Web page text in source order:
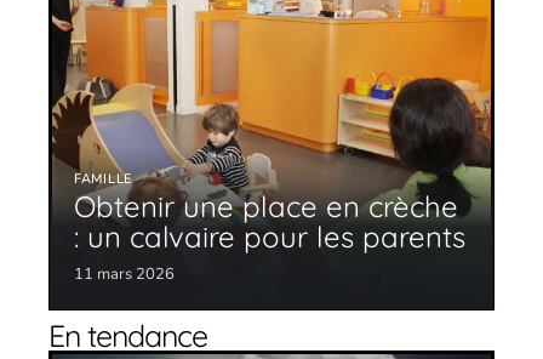
FAMILLE
Obtenir une place en crèche
: un calvaire pour les parents
11 mars 2026
En tendance